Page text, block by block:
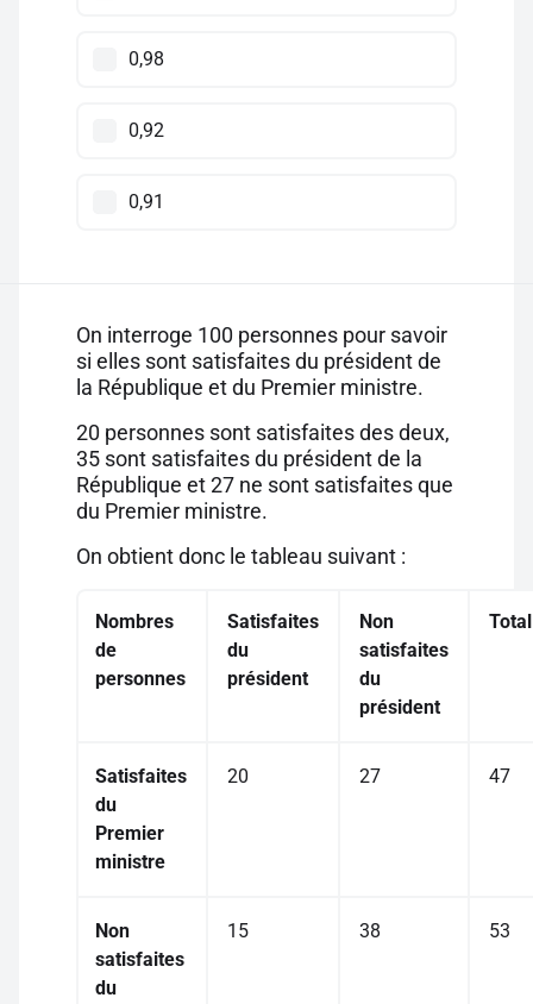
0,98
0,92
0,91
On interroge 100 personnes pour savoir
si elles sont satisfaites du président de
la République et du Premier ministre.
20 personnes sont satisfaites des deux,
35 sont satisfaites du président de la
République et 27 ne sont satisfaites que
du Premier ministre.
On obtient donc le tableau suivant :
Nombres
de
personnes
Satisfaites
du
président
Non
satisfaites
du
président
Total
Satisfaites
du
Premier
ministre
20 27 47
Non
satisfaites
du
15 38 53